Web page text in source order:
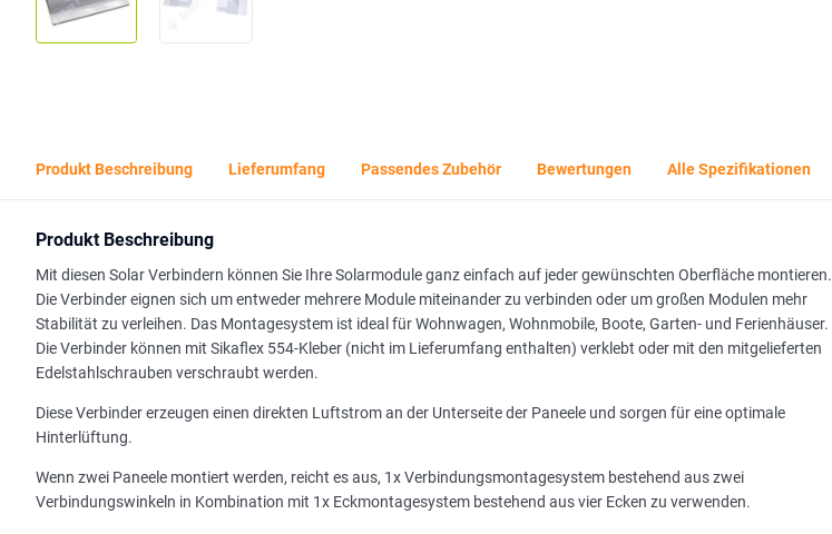
Produkt Beschreibung Lieferumfang Passendes Zubehör Bewertungen Alle Spezifikationen
Produkt Beschreibung
Mit diesen Solar Verbindern können Sie Ihre Solarmodule ganz einfach auf jeder gewünschten Oberfläche montieren.
Die Verbinder eignen sich um entweder mehrere Module miteinander zu verbinden oder um großen Modulen mehr
Stabilität zu verleihen. Das Montagesystem ist ideal für Wohnwagen, Wohnmobile, Boote, Garten- und Ferienhäuser.
Die Verbinder können mit Sikaflex 554-Kleber (nicht im Lieferumfang enthalten) verklebt oder mit den mitgelieferten
Edelstahlschrauben verschraubt werden.
Diese Verbinder erzeugen einen direkten Luftstrom an der Unterseite der Paneele und sorgen für eine optimale
Hinterlüftung.
Wenn zwei Paneele montiert werden, reicht es aus, 1x Verbindungsmontagesystem bestehend aus zwei
Verbindungswinkeln in Kombination mit 1x Eckmontagesystem bestehend aus vier Ecken zu verwenden.